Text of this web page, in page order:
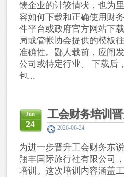
馈企业的计较情状，也为
容如何下载和正确使用财
件平台或政府官方网站下
局或管帐协会提供的模板
准确性。鄙人载前，应阐
公司或特定行业。 下载后
包...
工会财务培训
Jun
24 2026-06-24
为进一步晋升工会财务东
翔丰国际旅行社有限公司
培训。这次培训内容涵盖